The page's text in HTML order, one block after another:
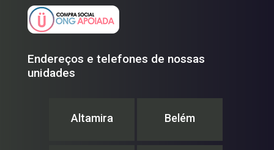
Endereços e telefones de nossas
unidades
Altamira Belém